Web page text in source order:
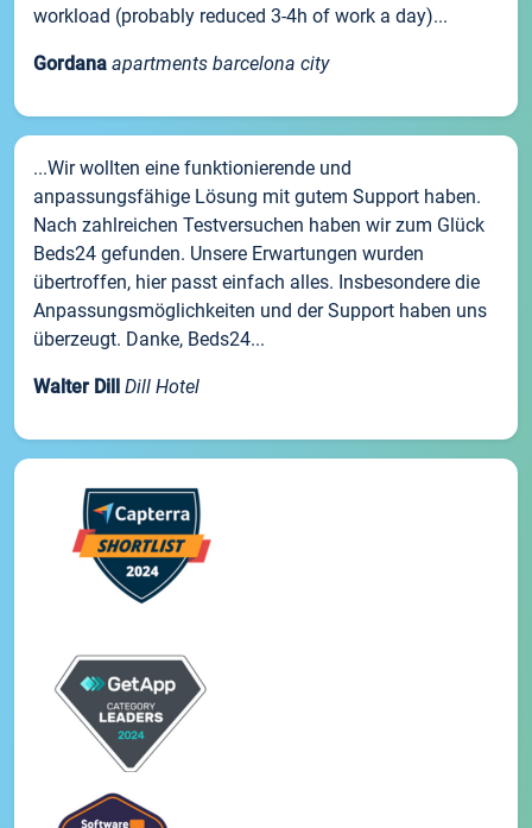
workload (probably reduced 3-4h of work a day)...
Gordana apartments barcelona city
...Wir wollten eine funktionierende und
anpassungsfähige Lösung mit gutem Support haben.
Nach zahlreichen Testversuchen haben wir zum Glück
Beds24 gefunden. Unsere Erwartungen wurden
übertroffen, hier passt einfach alles. Insbesondere die
Anpassungsmöglichkeiten und der Support haben uns
überzeugt. Danke, Beds24...
Walter Dill Dill Hotel